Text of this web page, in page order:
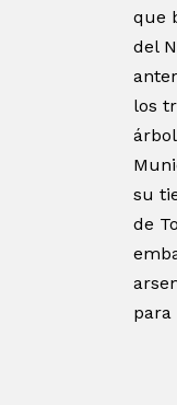
que
del
los
su
de
para